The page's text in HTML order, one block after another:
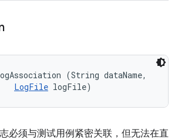
(String dataName,
LogFile logFile)
必须与测试用例紧密关联，但无法在直